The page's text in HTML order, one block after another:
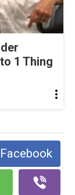
1 Thing